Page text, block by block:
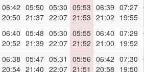
06:42
20:50
05:50
21:37
05:30
22:07
05:53
21:53
06:39
21:02
07:27
19:55
06:40
20:52
05:48
21:39
05:30
22:07
05:55
21:52
06:40
21:00
07:29
19:52
06:38
20:54
05:47
21:40
05:31
22:07
05:56
21:51
06:42
20:58
07:30
19:50